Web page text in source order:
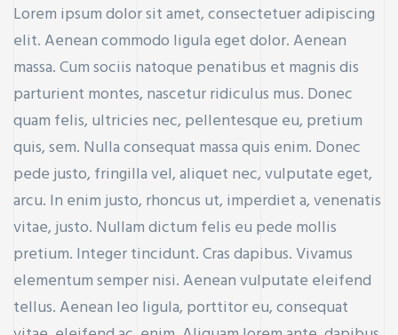
Lorem ipsum dolor sit amet, consectetuer adipiscing
elit. Aenean commodo ligula eget dolor. Aenean
massa. Cum sociis natoque penatibus et magnis dis
parturient montes, nascetur ridiculus mus. Donec
quam felis, ultricies nec, pellentesque eu, pretium
quis, sem. Nulla consequat massa quis enim. Donec
pede justo, fringilla vel, aliquet nec, vulputate eget,
arcu. In enim justo, rhoncus ut, imperdiet a, venenatis
vitae, justo. Nullam dictum felis eu pede mollis
pretium. Integer tincidunt. Cras dapibus. Vivamus
elementum semper nisi. Aenean vulputate eleifend
tellus. Aenean leo ligula, porttitor eu, consequat